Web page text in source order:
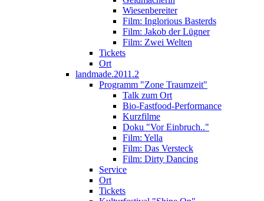
Wiesenbereiter
Film: Inglorious Basterds
Film: Jakob der Lügner
Film: Zwei Welten
Tickets
Ort
landmade.2011.2
Programm "Zone Traumzeit"
Talk zum Ort
Bio-Fastfood-Performance
Kurzfilme
Doku "Vor Einbruch.."
Film: Yella
Film: Das Versteck
Film: Dirty Dancing
Service
Ort
Tickets